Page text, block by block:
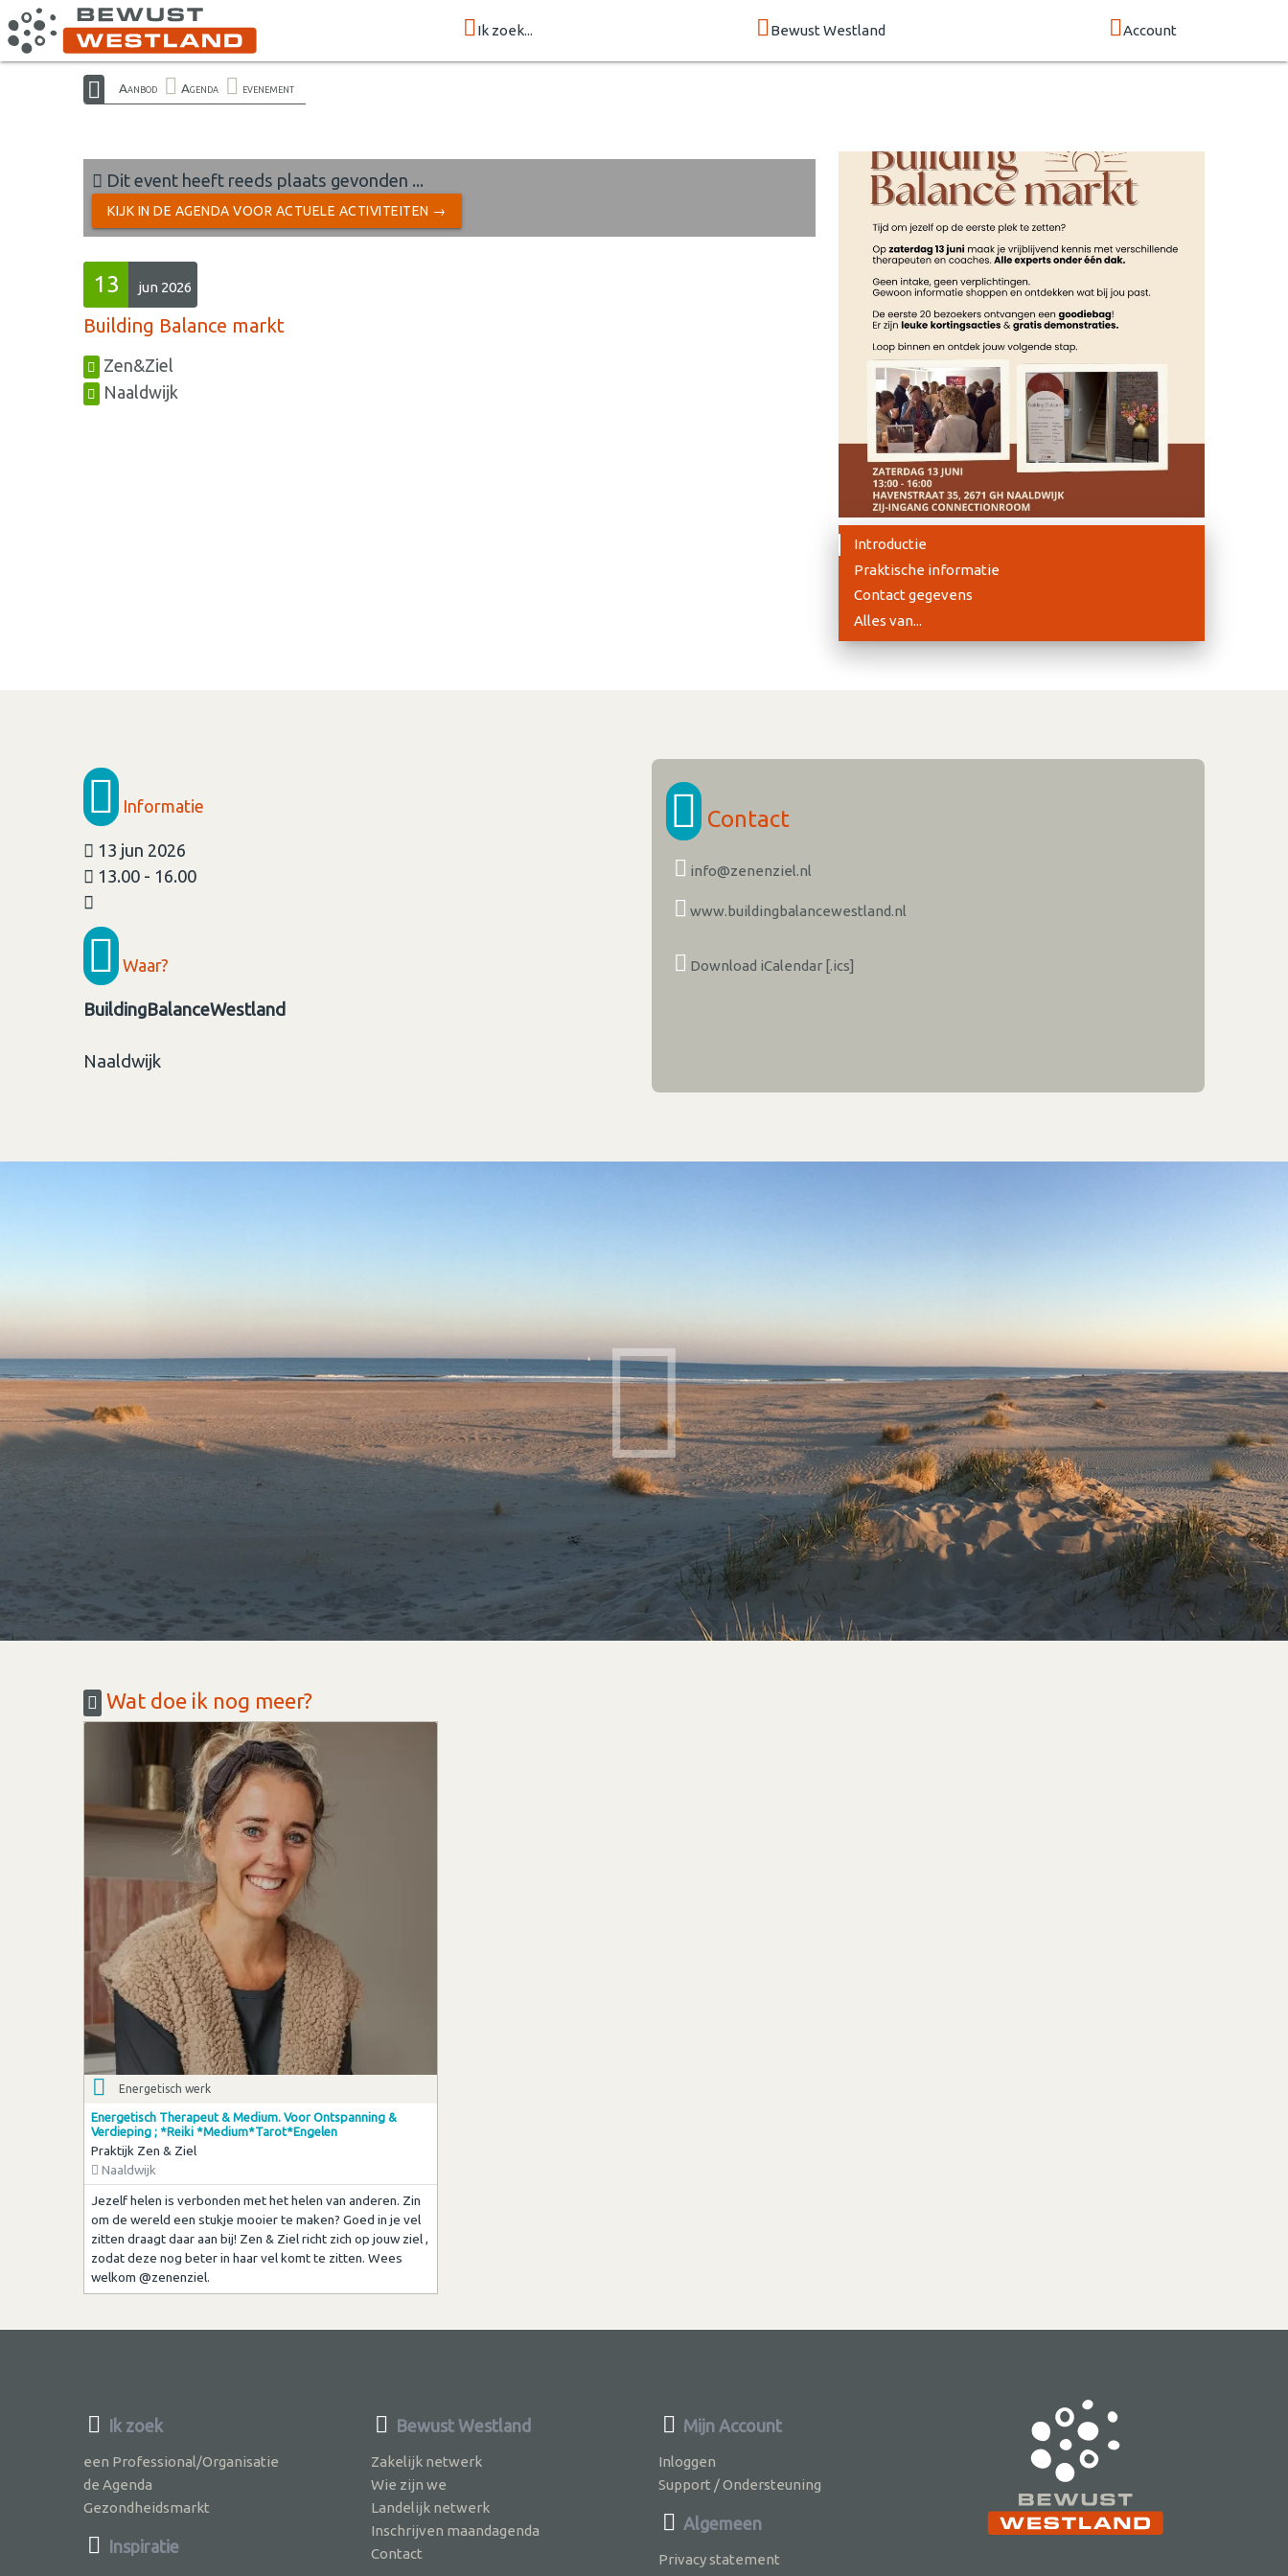
Ik zoek... Bewust Westland Account
Aanbod Agenda evenement
Dit event heeft reeds plaats gevonden ...
KIJK IN DE AGENDA VOOR ACTUELE ACTIVITEITEN →
13 jun 2026
Building Balance markt
Zen&Ziel
Naaldwijk
Introductie
Praktische informatie
Contact gegevens
Alles van...
Informatie
13 jun 2026
13.00 - 16.00
Waar?
BuildingBalanceWestland
Naaldwijk
Contact
info@zenenziel.nl
www.buildingbalancewestland.nl
Download iCalendar [.ics]
Wat doe ik nog meer?
Energetisch werk
Energetisch Therapeut & Medium. Voor Ontspanning &
Verdieping ; *Reiki *Medium*Tarot*Engelen
Praktijk Zen & Ziel
Naaldwijk
Jezelf helen is verbonden met het helen van anderen. Zin
om de wereld een stukje mooier te maken? Goed in je vel
zitten draagt daar aan bij! Zen & Ziel richt zich op jouw ziel ,
zodat deze nog beter in haar vel komt te zitten. Wees
welkom @zenenziel.
Ik zoek
een Professional/Organisatie
de Agenda
Gezondheidsmarkt
Inspiratie
Bewust Westland
Zakelijk netwerk
Wie zijn we
Landelijk netwerk
Inschrijven maandagenda
Contact
Mijn Account
Inloggen
Support / Ondersteuning
Algemeen
Privacy statement